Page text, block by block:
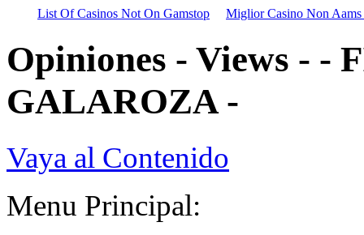
List Of Casinos Not On Gamstop Miglior Casino Non Aams
Opiniones - Views - -
GALAROZA -
Vaya al Contenido
Menu Principal: